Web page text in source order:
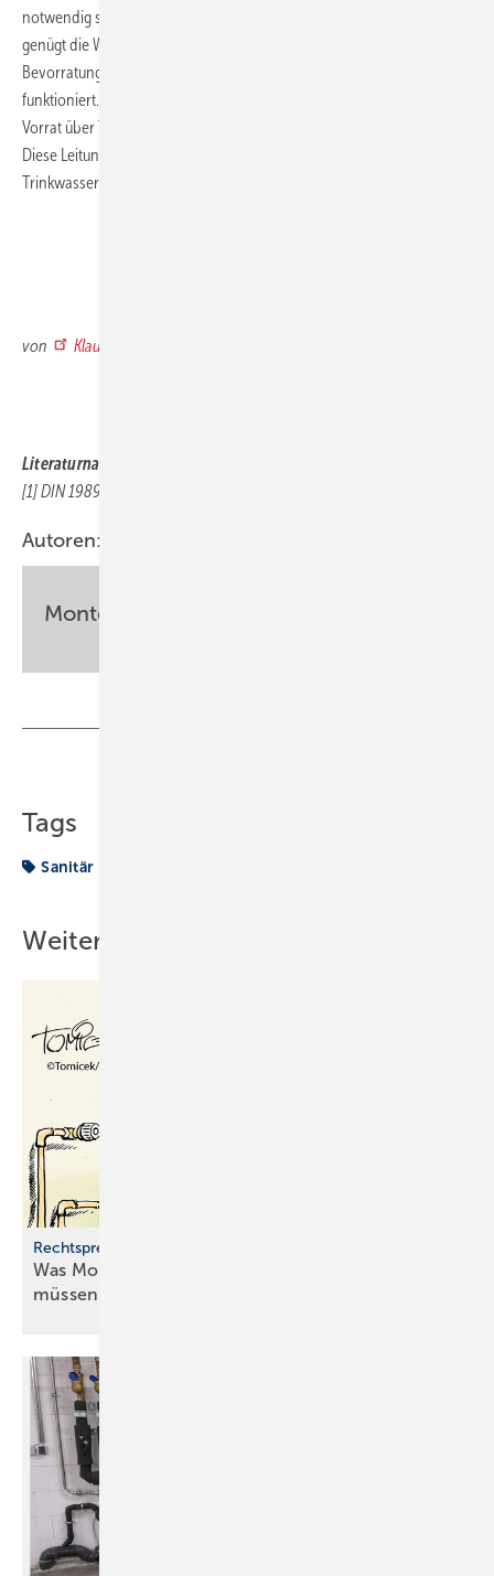
notwendig sein, Filter öfter zu reinigen. Bei DIN-gemäßen Filtern
genügt die Wartung einmal jährlich. Dann ist sichergestellt, dass die
Bevorratung von Regenwasser zu Feuerlöschzwecken zuverlässig
funktioniert. Auf diese Weise sind Überlegungen, den Löschwasser-
Vorrat über Trinkwasserleitungen anzulegen, überflüssig geworden.
Diese Leitungen bleiben nun so klein wie möglich - dem tatsächlichen
Trinkwasserbedarf angepasst… dem Himmel sei Dank.
von
Klaus W. König
Literaturnachweis:
[1] DIN 1989: Regenwassernutzungsanlagen
Autoren:
Monteur
Tags
Sanitär
Weitere Inhalte
Rechtsprechung zur Heiztechnik
Was Monteure zu Heizungsausfällen wissen
müssen